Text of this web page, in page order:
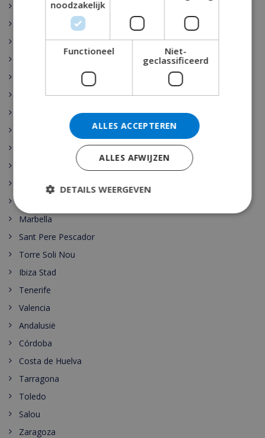
Sant Josep de sa Talaia
Vidreres
Santa Cristina de Aro
Pollensa
Cala Vadella
Marbella
Sant Pere Pescador
Torre Soli Nou
Ibiza Stad
Tenerife
Valencia
Andalusië
Córdoba
Costa de Huelva
Tarragona
Toledo
Salou
Zaragoza
noodzakelijk
Functioneel
Niet-
geclassificeerd
ALLES ACCEPTEREN
ALLES AFWIJZEN
DETAILS WEERGEVEN